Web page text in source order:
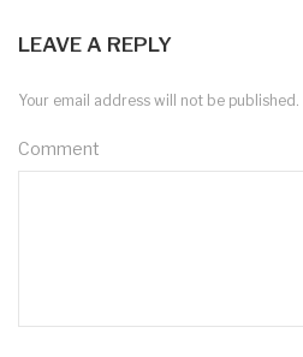
LEAVE A REPLY
Your email address will not be published.
Comment